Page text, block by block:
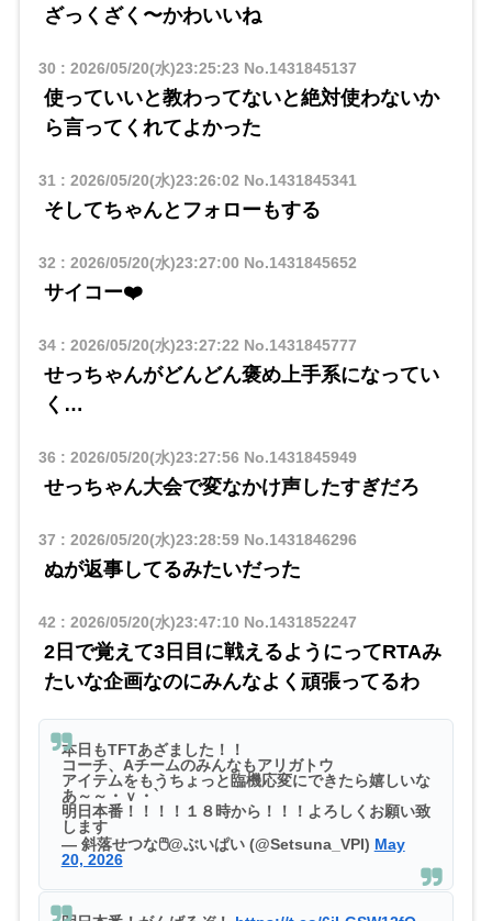
ざっくざく〜かわいいね
30 : 2026/05/20(水)23:25:23 No.1431845137
使っていいと教わってないと絶対使わないか
ら言ってくれてよかった
31 : 2026/05/20(水)23:26:02 No.1431845341
そしてちゃんとフォローもする
32 : 2026/05/20(水)23:27:00 No.1431845652
サイコー❤️
34: 2026/05/20(水)23:27:22 No.1431845777
せっちゃんがどんどん褒め上手系になってい
く…
36 : 2026/05/20(水)23:27:56 No.1431845949
せっちゃん大会で変なかけ声したすぎだろ
37 : 2026/05/20(水)23:28:59No.1431846296
ぬが返事してるみたいだった
42 : 2026/05/20(水)23:47:10 No.1431852247
2日で覚えて3日目に戦えるようにってRTAみ
たいな企画なのにみんなよく頑張ってるわ
本日もTFTあざました！！
コーチ、Aチームのみんなもアリガトウ
アイテムをもうちょっと臨機応変にできたら嬉しいな
あ～～・ｖ・`
明日本番！！！！１８時から！！！よろしくお願い致
します
— 斜落せつな🖱@ぶいぱい (@Setsuna_VPI) May
20, 2026